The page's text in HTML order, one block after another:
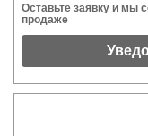
Оставьте заявку и мы
продаже